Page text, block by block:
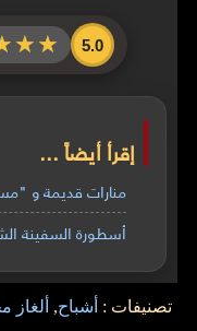
5.0
إقرأ أيضاً ...
منارات قديمة و
أسطورة السفينة
تصنيفات : أشباح, ألغاز